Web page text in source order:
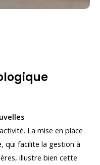
La mise en place
, qui facilite la gestion à
illustre bien cette